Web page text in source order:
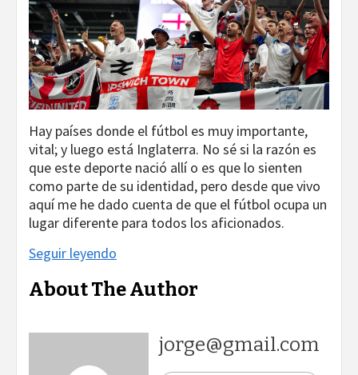
Hay países donde el fútbol es muy importante,
vital; y luego está Inglaterra. No sé si la razón es
que este deporte nació allí o es que lo sienten
como parte de su identidad, pero desde que vivo
aquí me he dado cuenta de que el fútbol ocupa un
lugar diferente para todos los aficionados.
Seguir leyendo
About The Author
jorge@gmail.com